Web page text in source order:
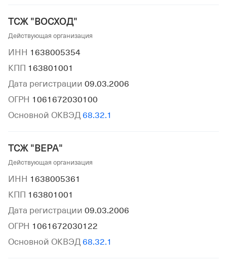
ТСЖ "ВОСХОД"
Действующая организация
ИНН 1638005354
КПП 163801001
Дата регистрации 09.03.2006
ОГРН 1061672030100
Основной ОКВЭД 68.32.1
ТСЖ "ВЕРА"
Действующая организация
ИНН 1638005361
КПП 163801001
Дата регистрации 09.03.2006
ОГРН 1061672030122
Основной ОКВЭД 68.32.1